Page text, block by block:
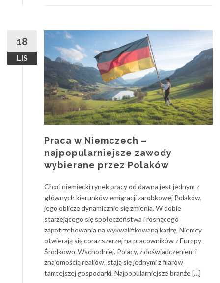
18
LIS
Praca w Niemczech –
najpopularniejsze zawody
wybierane przez Polaków
Choć niemiecki rynek pracy od dawna jest jednym z
głównych kierunków emigracji zarobkowej Polaków,
jego oblicze dynamicznie się zmienia. W dobie
starzejącego się społeczeństwa i rosnącego
zapotrzebowania na wykwalifikowaną kadrę, Niemcy
otwierają się coraz szerzej na pracowników z Europy
Środkowo-Wschodniej. Polacy, z doświadczeniem i
znajomością realiów, stają się jednymi z filarów
tamtejszej gospodarki. Najpopularniejsze branże […]